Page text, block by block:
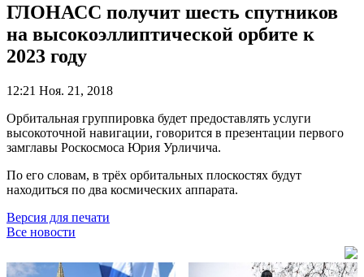
ГЛОНАСС получит шесть спутников
на высокоэллиптической орбите к
2023 году
12:21 Ноя. 21, 2018
Орбитальная группировка будет предоставлять услуги
высокоточной навигации, говорится в презентации первого
замглавы Роскосмоса Юрия Урличича.
По его словам, в трёх орбитальных плоскостях будут
находиться по два космических аппарата.
Версия для печати
Все новости